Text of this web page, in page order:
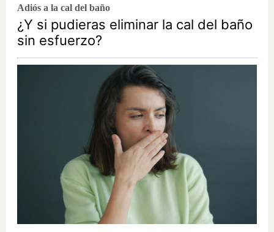
Adiós a la cal del baño
¿Y si pudieras eliminar la cal del baño
sin esfuerzo?